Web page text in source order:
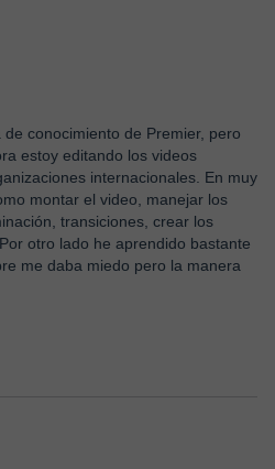
conocimiento de Premier, pero
estoy editando los videos
internacionales. En muy
montar el video, manejar los
transiciones, crear los
otro lado he aprendido bastante
me daba miedo pero la manera